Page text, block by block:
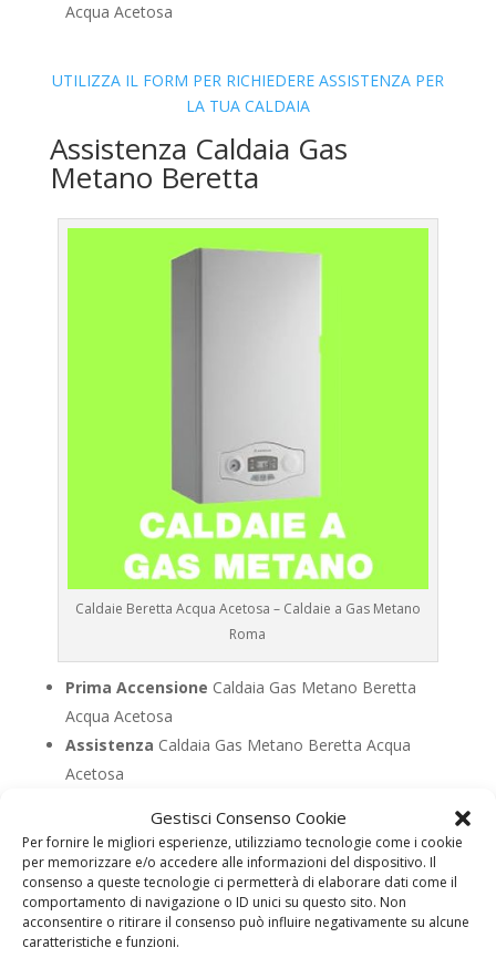
Gestisci Consenso Cookie
Per fornire le migliori esperienze, utilizziamo tecnologie come i cookie
per memorizzare e/o accedere alle informazioni del dispositivo. Il
consenso a queste tecnologie ci permetterà di elaborare dati come il
comportamento di navigazione o ID unici su questo sito. Non
acconsentire o ritirare il consenso può influire negativamente su alcune
caratteristiche e funzioni.
Acqua Acetosa
UTILIZZA IL FORM PER RICHIEDERE ASSISTENZA PER
LA TUA CALDAIA
Assistenza Caldaia Gas
Metano Beretta
Caldaie Beretta Acqua Acetosa – Caldaie a Gas Metano
Roma
Prima Accensione Caldaia Gas Metano Beretta
Acqua Acetosa
Assistenza Caldaia Gas Metano Beretta Acqua
Acetosa
Acetosa
Riparazione Caldaia Gas Metano Beretta Acqua
Acetosa
Pronto InterventoCaldaia Gas Metano Beretta
Acqua Acetosa